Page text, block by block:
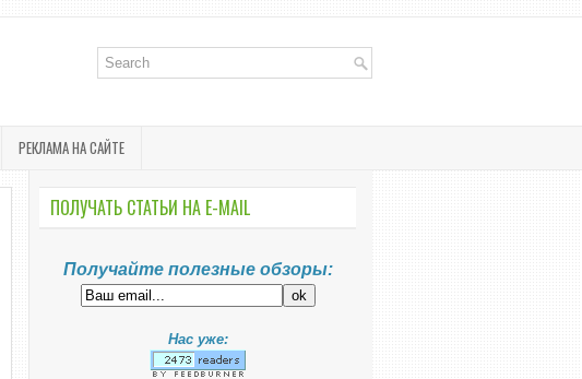
РЕКЛАМА НА САЙТЕ
ПОЛУЧАТЬ СТАТЬИ НА E-MАIL
Получайте полезные обзоры:
Нас уже: